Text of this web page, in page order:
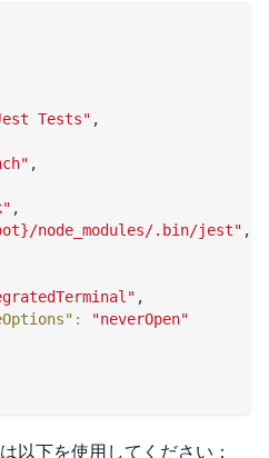
Tests" ,
,
,
node_modules/.bin/jest" ,
,
:
"neverOpen"
以下を使用してください：